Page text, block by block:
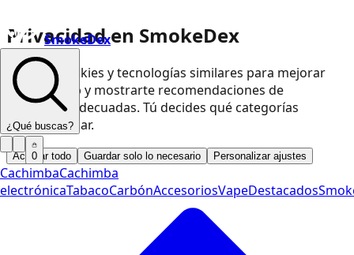
Privacidad en SmokeDex
Usamos cookies y tecnologías similares para mejorar
nuestra web y mostrarte recomendaciones de
productos adecuadas. Tú decides qué categorías
podemos usar.
Aceptar todo Guardar solo lo necesario Personalizar ajustes
SmokeDex
¿Qué buscas?
0
CachimbaCachimba
electrónicaTabacoCarbónAccesoriosVapeDestacados